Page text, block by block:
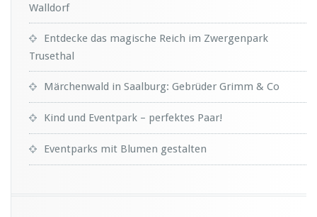
Walldorf
Entdecke das magische Reich im Zwergenpark
Trusethal
Märchenwald in Saalburg: Gebrüder Grimm & Co
Kind und Eventpark – perfektes Paar!
Eventparks mit Blumen gestalten